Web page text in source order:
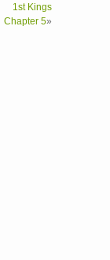
1st Kings
Chapter 5»